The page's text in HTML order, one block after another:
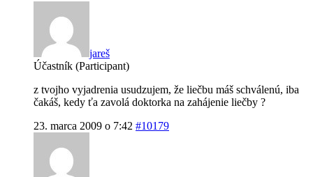
jareš
Účastník (Participant)
z tvojho vyjadrenia usudzujem, že liečbu máš schválenú, iba
čakáš, kedy ťa zavolá doktorka na zahájenie liečby ?
23. marca 2009 o 7:42 #10179